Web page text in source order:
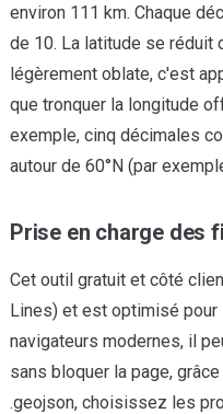
environ 111 km. Chaque
de 10. La latitude se réduit
légèrement oblate, c'est
que tronquer la longitude
exemple, cinq décimales
autour de 60°N (par
Prise en charge des
Cet outil gratuit et côté
Lines) et est optimisé
navigateurs modernes, il
sans bloquer la page,
.geojson, choisissez les